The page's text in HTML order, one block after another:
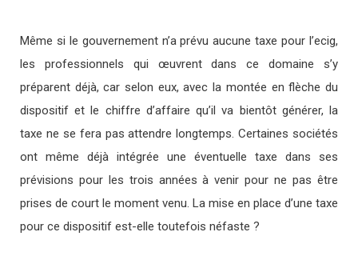
Même si le gouvernement n’a prévu aucune taxe pour l’ecig,
les professionnels qui œuvrent dans ce domaine s’y
préparent déjà, car selon eux, avec la montée en flèche du
dispositif et le chiffre d’affaire qu’il va bientôt générer, la
taxe ne se fera pas attendre longtemps. Certaines sociétés
ont même déjà intégrée une éventuelle taxe dans ses
prévisions pour les trois années à venir pour ne pas être
prises de court le moment venu. La mise en place d’une taxe
pour ce dispositif est-elle toutefois néfaste ?